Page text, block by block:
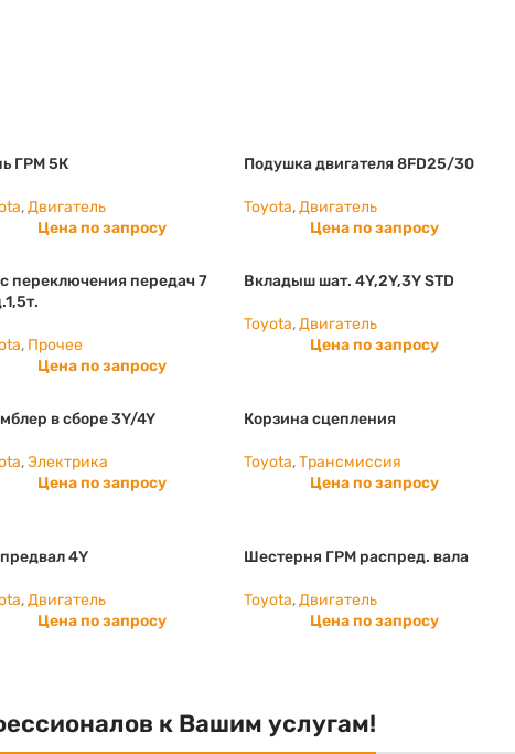
ГРМ 5К
,Двигатель
Цена по запросу
Подушка двигателя 8FD25/30
Toyota,Двигатель
Цена по запросу
переключения передач 7
, Прочее
Цена по запросу
Вкладыш шат. 4Y,2Y,3Y STD
Toyota,Двигатель
Цена по запросу
в сборе 3Y/4Y
,Электрика
Цена по запросу
Корзина сцепления
Toyota,Трансмиссия
Цена по запросу
4Y
,Двигатель
Цена по запросу
Шестерня ГРМ распред. вала
Toyota,Двигатель
Цена по запросу
к Вашим услугам!